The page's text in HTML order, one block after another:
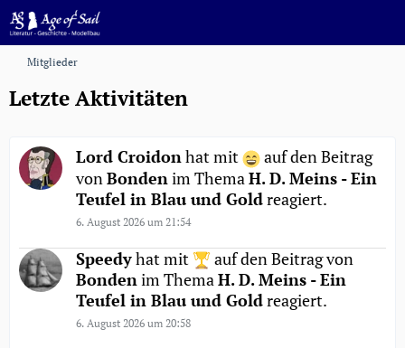
Mitglieder
Letzte Aktivitäten
Lord Croidonhat mit
auf den Beitrag
von Bonden im Thema H. D. Meins - Ein
Teufel in Blau und Goldreagiert.
6. August 2026 um 21:54
Speedyhat mit
auf den Beitrag von
Bondenim ThemaH. D. Meins - Ein
Teufel in Blau und Goldreagiert.
6. August 2026 um 20:58